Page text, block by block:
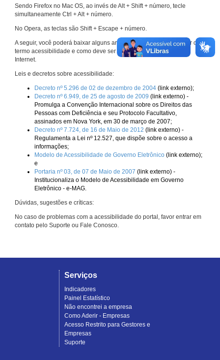
Sendo Firefox no Mac OS, ao invés de Alt + Shift + número, tecle
simultaneamente Ctrl + Alt + número.
No Opera, as teclas são Shift + Escape + número.
A seguir, você poderá baixar alguns arquivos que explicam melhor o
termo acessibilidade e como deve ser implementado nos sites da
Internet.
Leis e decretos sobre acessibilidade:
Decreto nº 5.296 de 02 de dezembro de 2004 (link externo);
Decreto nº 6.949, de 25 de agosto de 2009 (link externo) -
Promulga a Convenção Internacional sobre os Direitos das
Pessoas com Deficiência e seu Protocolo Facultativo,
assinados em Nova York, em 30 de março de 2007;
Decreto nº 7.724, de 16 de Maio de 2012 (link externo) -
Regulamenta a Lei nº 12.527, que dispõe sobre o acesso a
informações;
Modelo de Acessibilidade de Governo Eletrônico (link externo);
e
Portaria nº 03, de 07 de Maio de 2007 (link externo) -
Institucionaliza o Modelo de Acessibilidade em Governo
Eletrônico - e-MAG.
Dúvidas, sugestões e críticas:
No caso de problemas com a acessibilidade do portal, favor entrar em
contato pelo Suporte ou Fale Conosco.
Serviços
Indicadores
Painel Estatístico
Não encontrei a empresa
Como Aderir - Empresas
Acesso Restrito para Gestores e
Empresas
Suporte